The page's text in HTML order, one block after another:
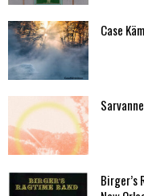
Case